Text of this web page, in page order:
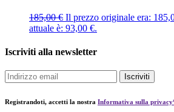
185,00€ Il prezzo originale era:
attuale è: 93,00 €.
Iscriviti alla newsletter
Iscriviti
Registrandoti, accetti la nostra Informativa sulla